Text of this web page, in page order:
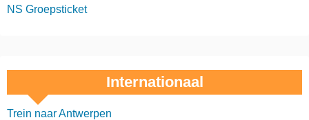
NS Groepsticket
Internationaal
Trein naar Antwerpen